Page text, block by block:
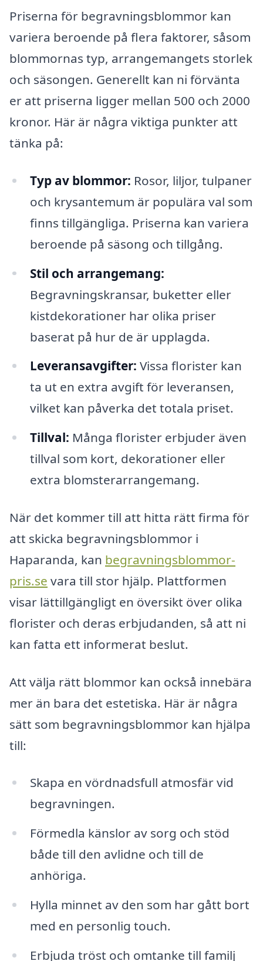
Priserna för begravningsblommor kan
variera beroende på flera faktorer, såsom
blommornas typ, arrangemangets storlek
och säsongen. Generellt kan ni förvänta
er att priserna ligger mellan 500 och 2000
kronor. Här är några viktiga punkter att
tänka på:
Typ av blommor: Rosor, liljor, tulpaner
och krysantemum är populära val som
finns tillgängliga. Priserna kan variera
beroende på säsong och tillgång.
Stil och arrangemang:
Begravningskransar, buketter eller
kistdekorationer har olika priser
baserat på hur de är upplagda.
Leveransavgifter: Vissa florister kan
ta ut en extra avgift för leveransen,
vilket kan påverka det totala priset.
Tillval: Många florister erbjuder även
tillval som kort, dekorationer eller
extra blomsterarrangemang.
När det kommer till att hitta rätt firma för
att skicka begravningsblommor i
Haparanda, kan begravningsblommor-
pris.se vara till stor hjälp. Plattformen
visar lättillgängligt en översikt över olika
florister och deras erbjudanden, så att ni
kan fatta ett informerat beslut.
Att välja rätt blommor kan också innebära
mer än bara det estetiska. Här är några
sätt som begravningsblommor kan hjälpa
till:
Skapa en vördnadsfull atmosfär vid
begravningen.
Förmedla känslor av sorg och stöd
både till den avlidne och till de
anhöriga.
Hylla minnet av den som har gått bort
med en personlig touch.
Erbjuda tröst och omtanke till familj